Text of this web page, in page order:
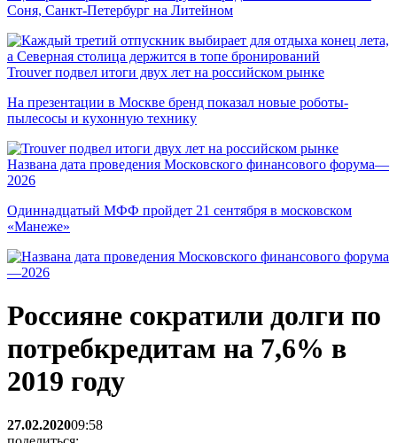
Соня, Санкт-Петербург на Литейном
Trouver подвел итоги двух лет на российском рынке
На презентации в Москве бренд показал новые роботы-
пылесосы и кухонную технику
Названа дата проведения Московского финансового форума—
2026
Одиннадцатый МФФ пройдет 21 сентября в московском
«Манеже»
Россияне сократили долги по
потребкредитам на 7,6% в
2019 году
27.02.202009:58